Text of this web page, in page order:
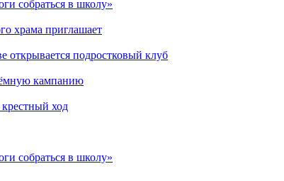
собраться в школу»
храма приглашает
подростковый клуб
кампанию
крестный ход
собраться в школу»